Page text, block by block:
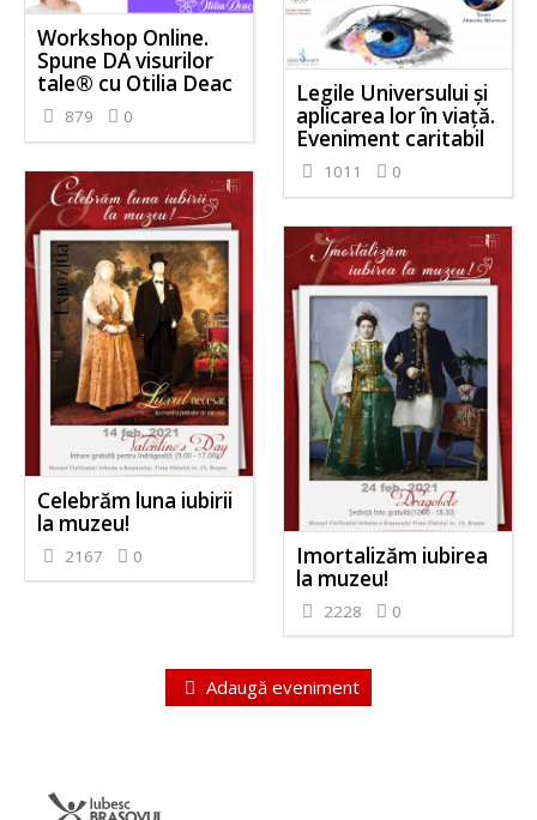
Workshop Online.
Spune DA visurilor
tale® cu Otilia Deac
879 0
Legile Universului și
aplicarea lor în viață.
Eveniment caritabil
1011 0
Celebrăm luna iubirii
la muzeu!
2167 0
Imortalizăm iubirea
la muzeu!
2228 0
Adaugă eveniment